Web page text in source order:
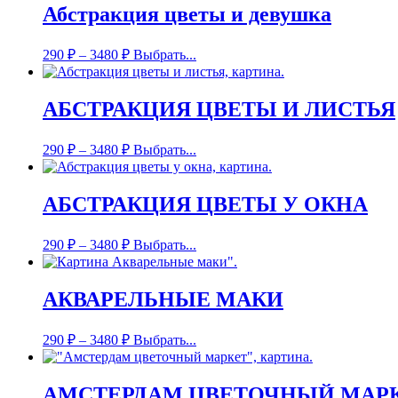
Абстракция цветы и девушка
290 ₽ – 3480 ₽ Выбрать...
АБСТРАКЦИЯ ЦВЕТЫ И ЛИСТЬЯ
290 ₽ – 3480 ₽ Выбрать...
АБСТРАКЦИЯ ЦВЕТЫ У ОКНА
290 ₽ – 3480 ₽ Выбрать...
АКВАРЕЛЬНЫЕ МАКИ
290 ₽ – 3480 ₽ Выбрать...